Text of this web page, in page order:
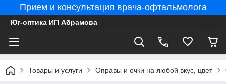
Прием и консультация врача-офтальмолога
Юг-оптика ИП Абрамова
Товары и услуги Оправы и очки на любой вкус, цвет